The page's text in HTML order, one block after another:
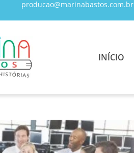
producao@marinabastos.com.br
INÍCIO